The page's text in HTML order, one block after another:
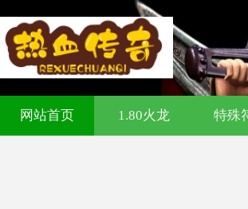
321cq传奇发布网-今日新
网站首页 1.80火龙 特殊